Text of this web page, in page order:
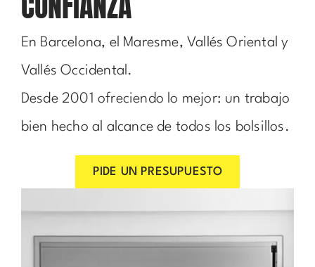
En Barcelona, el Maresme, Vallés Oriental y
Vallés Occidental.
Desde 2001 ofreciendo lo mejor: un trabajo
bien hecho al alcance de todos los bolsillos.
PIDE UN PRESUPUESTO